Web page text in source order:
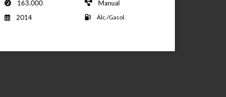
163.000
Manual
2014
Álc./Gasol.